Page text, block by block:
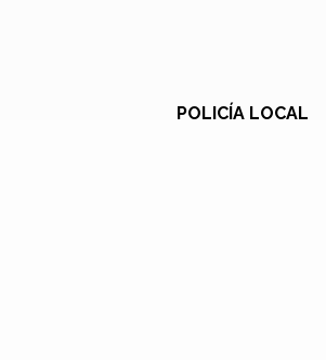
POLICÍA LOCAL